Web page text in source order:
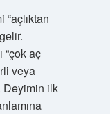
“açlıktan
“çok aç
veya
Deyimin ilk